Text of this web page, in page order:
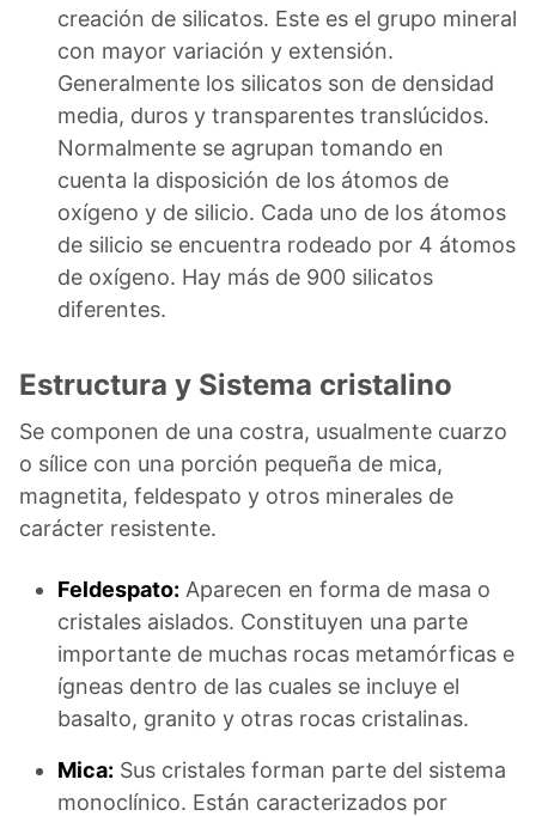
creación de silicatos. Este es el grupo mineral
con mayor variación y extensión.
Generalmente los silicatos son de densidad
media, duros y transparentes translúcidos.
Normalmente se agrupan tomando en
cuenta la disposición de los átomos de
oxígeno y de silicio. Cada uno de los átomos
de silicio se encuentra rodeado por 4 átomos
de oxígeno. Hay más de 900 silicatos
diferentes.
Estructura y Sistema cristalino
Se componen de una costra, usualmente cuarzo
o sílice con una porción pequeña de mica,
magnetita, feldespato y otros minerales de
carácter resistente.
Feldespato: Aparecen en forma de masa o
cristales aislados. Constituyen una parte
importante de muchas rocas metamórficas e
ígneas dentro de las cuales se incluye el
basalto, granito y otras rocas cristalinas.
Mica: Sus cristales forman parte del sistema
monoclínico. Están caracterizados por